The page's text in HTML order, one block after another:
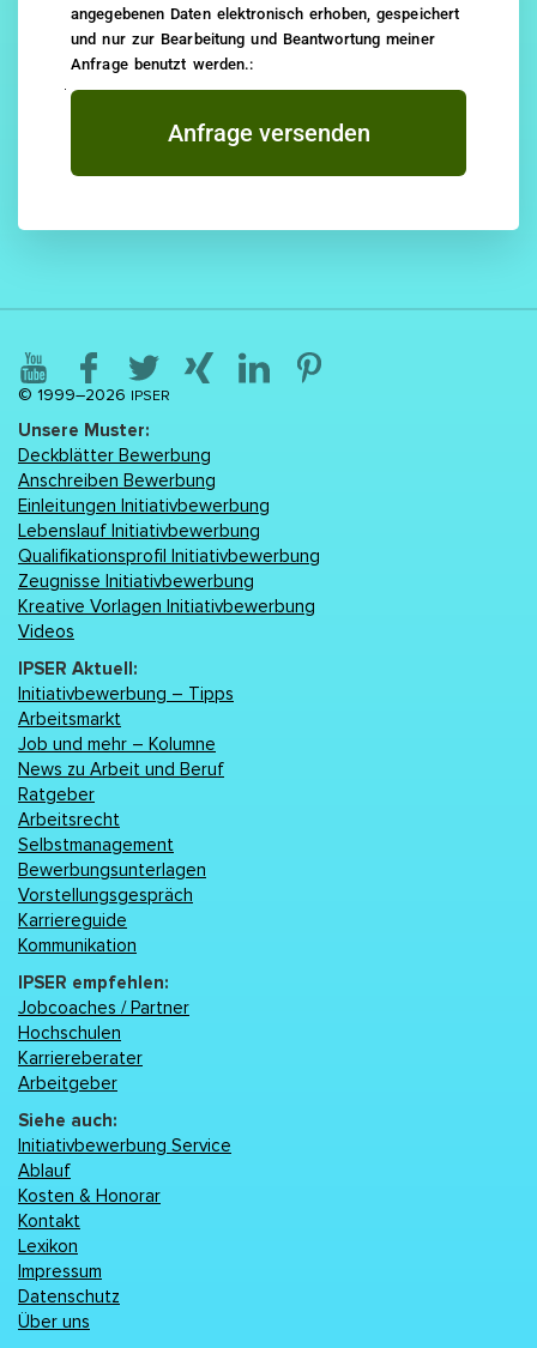
angegebenen Daten elektronisch erhoben, gespeichert
und nur zur Bearbeitung und Beantwortung meiner
Anfrage benutzt werden.:
Anfrage versenden
© 1999–2026 IPSER
Unsere Muster:
Deckblätter Bewerbung
Anschreiben Bewerbung
Einleitungen Initiativbewerbung
Lebenslаuf Initiativbewerbung
Qualifikationsprofil Initiativbewerbung
Zeugnisse Initiativbewerbung
Kreative Vorlagen Initiativbewerbung
Videos
IPSER Aktuell:
Initiativbewerbung – Tipps
Arbeitsmarkt
Job und mehr – Kolumne
News zu Arbeit und Beruf
Ratgeber
Arbeitsrecht
Selbstmanagement
Bewerbungsunterlagen
Vorstellungsgespräch
Karriereguide
Kommunikation
IPSER empfehlen:
Jobcoaches / Partner
Hochschulen
Karriereberater
Arbeitgeber
Siehe auch:
Initiativbewerbung Service
Ablauf
Kosten & Honorar
Kontakt
Lexikon
Impressum
Datenschutz
Über uns